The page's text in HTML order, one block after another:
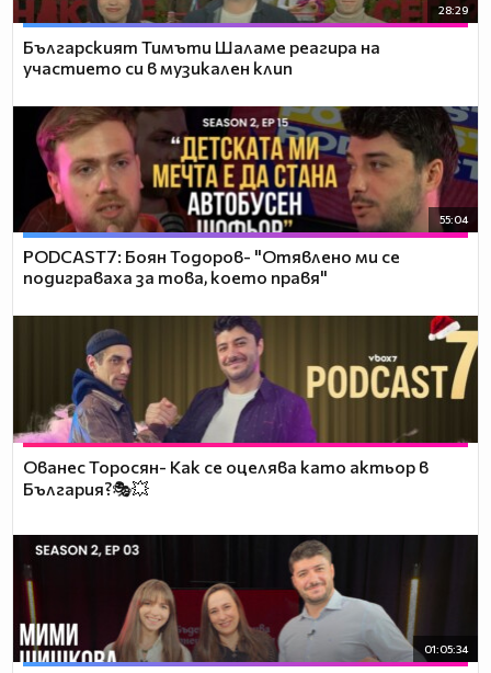
28:29
Българският Тимъти Шаламе реагира на
участието си в музикален клип
55:04
PODCAST7: ‪Боян Тодоров- "Отявлено ми се
подиграваха за това, което правя"
Ованес Торосян- Как се оцелява като актьор в
България?🎭💥
01:05:34